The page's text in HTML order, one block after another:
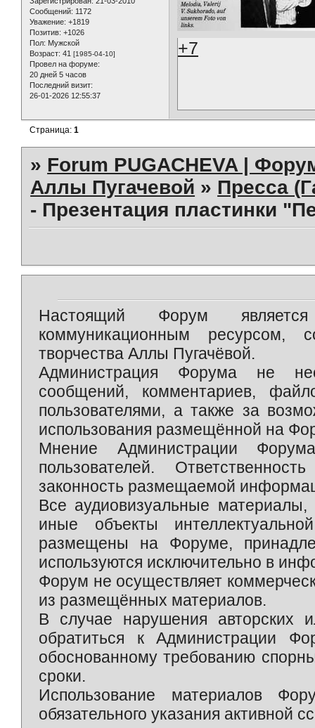
Сообщений: 1172
Уважение: +1819
Позитив: +1026
Пол: Мужской
Возраст: 41 [1985-04-10]
Провел на форуме:
20 дней 5 часов
Последний визит:
26-01-2026 12:55:37
+7
Страница:1
» Forum PUGACHEVA |
Аллы Пугачевой » Пресса
- Презентация пластинки
Настоящий Форум является
коммуникационным ресурсом,
творчества Аллы Пугачёвой.
Администрация Форума не
сообщений, комментариев,
пользователями, а также за
использования размещённой на
Мнение Администрации
пользователей.
законность размещаемой
Все аудиовизуальные
иные объекты
размещены на Форуме,
используются исключительно в
Форум не осуществляет
из размещённых материалов.
В случае нарушения авторских
обратиться к Администрации
обоснованному требованию
сроки.
Использование материалов
обязательного указания активной